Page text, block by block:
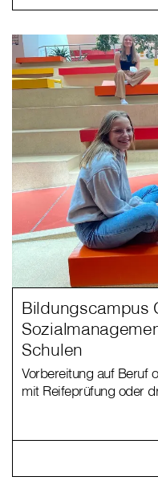
Bildungscampus
Schulen
Vorbereitung auf Beruf
mit Reifeprüfung oder